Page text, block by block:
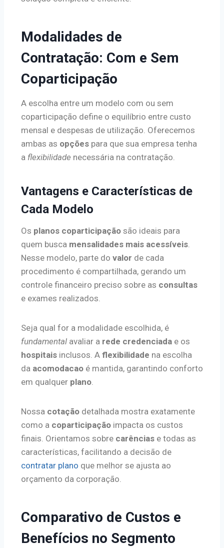
Modalidades de
Contratação: Com e Sem
Coparticipação
A escolha entre um modelo com ou sem
coparticipação define o equilíbrio entre custo
mensal e despesas de utilização. Oferecemos
ambas as opções para que sua empresa tenha
a flexibilidade necessária na contratação.
Vantagens e Características de
Cada Modelo
Os planos coparticipação são ideais para
quem busca mensalidades mais acessíveis.
Nesse modelo, parte do valor de cada
procedimento é compartilhada, gerando um
controle financeiro preciso sobre as consultas
e exames realizados.
Seja qual for a modalidade escolhida, é
fundamental avaliar a rede credenciada e os
hospitais inclusos. A flexibilidade na escolha
da acomodacao é mantida, garantindo conforto
em qualquer plano.
Nossa cotação detalhada mostra exatamente
como a coparticipação impacta os custos
finais. Orientamos sobre carências e todas as
características, facilitando a decisão de
contratar plano que melhor se ajusta ao
orçamento da corporação.
Comparativo de Custos e
Benefícios no Segmento